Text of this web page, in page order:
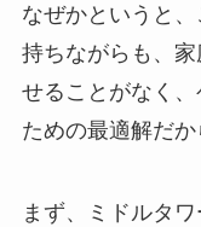
なぜかというと
持ちながらも、
せることがなく
ための最適解だか
まず、ミドルタ